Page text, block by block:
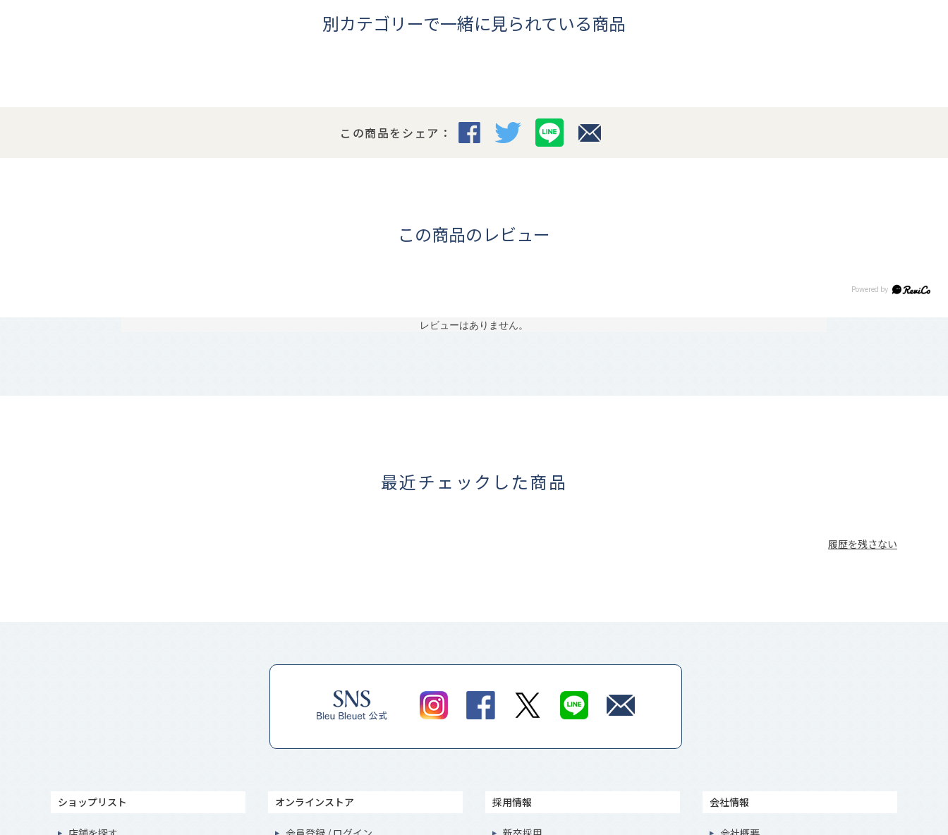
別カテゴリーで一緒に見られている商品
この商品をシェア：
この商品のレビュー
レビューはありません。
最近チェックした商品
履歴を残さない
ショップリスト オンラインストア 採用情報 会社情報